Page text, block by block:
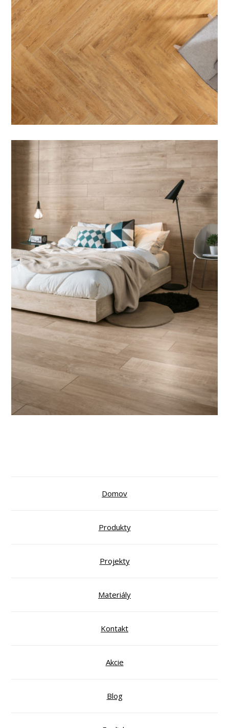
Domov
Produkty
Projekty
Materiály
Kontakt
Akcie
Blog